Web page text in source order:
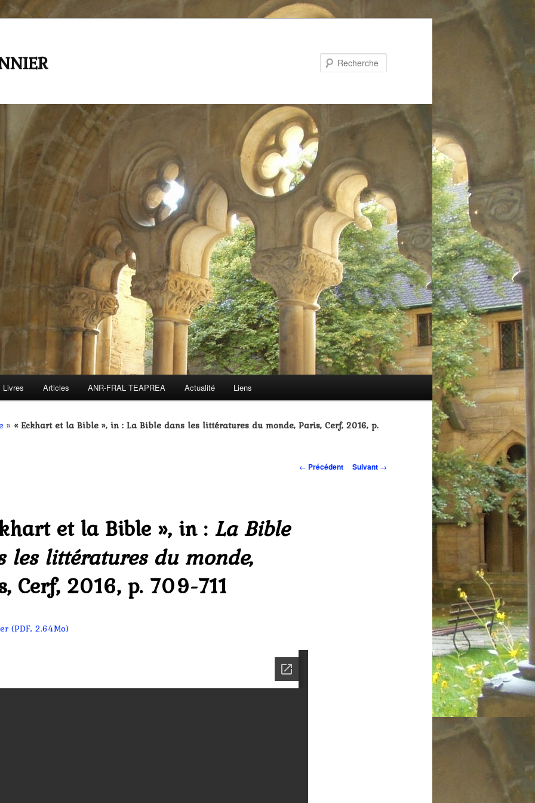
Livres Articles ANR-FRAL TEAPREA Actualité Liens
» « Eckhart et la Bible », in : La Bible dans les littératures du monde, Paris, Cerf, 2016, p.
Navigation
← Précédent Suivant →
et la Bible », in : La Bible
les littératures du monde,
Cerf, 2016, p. 709-711
(PDF, 2.64Mo)